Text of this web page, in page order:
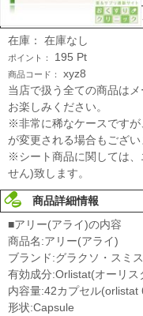
在庫： 在庫なし
ポイント： 195 Pt
商品コード：
xyz8
当店で扱う全ての商品は
お楽しみください。
※非常に稀なケースです
が変更される場合もござい
※シート商品に関しては、
せん)致します。
商品詳細情報
■アリー(アライ)の内容
商品名:アリー(アライ)
ブランド:グラクソ・スミ
有効成分:Orlistat(オーリス
内容量:42カプセル(orlistat
形状:Capsule